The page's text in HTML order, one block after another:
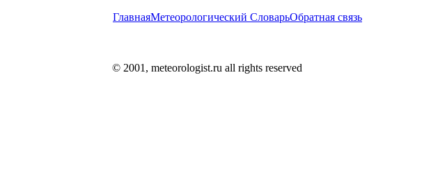
ГлавнаяМетеорологический СловарьОбратная связь
© 2001, meteorologist.ru all rights reserved